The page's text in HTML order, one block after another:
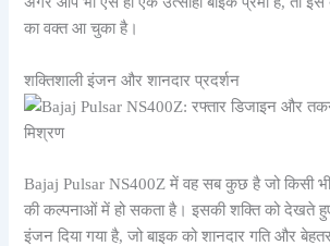
का वक्त आ चुका है।
शक्तिशाली इंजन और शानदार प्रदर्शन
Bajaj Pulsar NS400Z में वह सब कुछ है जो किसी भी
की कल्पनाओं में हो सकता है। इसकी शक्ति को देखते
इंजन दिया गया है, जो बाइक को शानदार गति और